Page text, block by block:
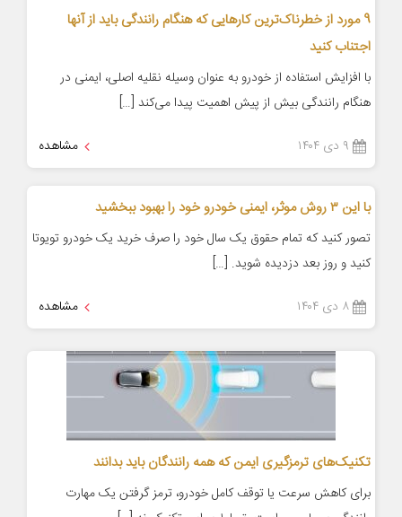
9 مورد از خطرناک‌ترین کارهایی که هنگام رانندگی باید از آنها
اجتناب کنید
با افزایش استفاده از خودرو به عنوان وسیله نقلیه اصلی، ایمنی در
هنگام رانندگی بیش از پیش اهمیت پیدا می‌کند […]
مشاهده
با این ۳ روش موثر، ایمنی خودرو خود را بهبود ببخشید
تصور کنید که تمام حقوق یک سال خود را صرف خرید یک خودرو تویوتا
کنید و روز بعد دزدیده شوید. […]
مشاهده
تکنیک‌های ترمزگیری ایمن که همه رانندگان باید بدانند
برای کاهش سرعت یا توقف کامل خودرو، ترمز گرفتن یک مهارت